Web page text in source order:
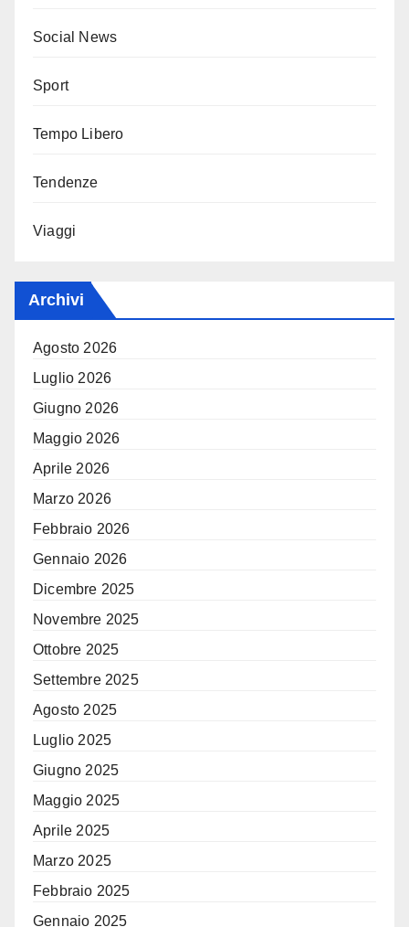
Social News
Sport
Tempo Libero
Tendenze
Viaggi
Archivi
Agosto 2026
Luglio 2026
Giugno 2026
Maggio 2026
Aprile 2026
Marzo 2026
Febbraio 2026
Gennaio 2026
Dicembre 2025
Novembre 2025
Ottobre 2025
Settembre 2025
Agosto 2025
Luglio 2025
Giugno 2025
Maggio 2025
Aprile 2025
Marzo 2025
Febbraio 2025
Gennaio 2025